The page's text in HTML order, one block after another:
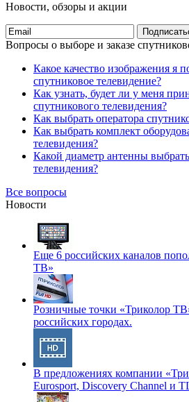
Новости, обзоры и акции
Вопросы о выборе и заказе
Какое качество изображения я
спутниковое телевидение?
Как узнать, будет ли у меня
спутникового телевидения?
Как выбрать оператора
Как выбрать комплект
телевидения?
Какой диаметр антенны
телевидения?
Все вопросы
Новости
Еще 6 российских каналов
ТВ»
Розничные точки «Триколор
российских городах.
В предложениях компании
Eurosport, Discovery Channel и